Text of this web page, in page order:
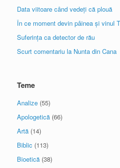
Data viitoare când vedeți că plouă
În ce moment devin pâinea și vinul
Suferința ca detector de rău
Scurt comentariu la Nunta din Cana
Teme
Analize (55)
Apologetică (66)
Artă (14)
Biblic (113)
Bioetică (38)